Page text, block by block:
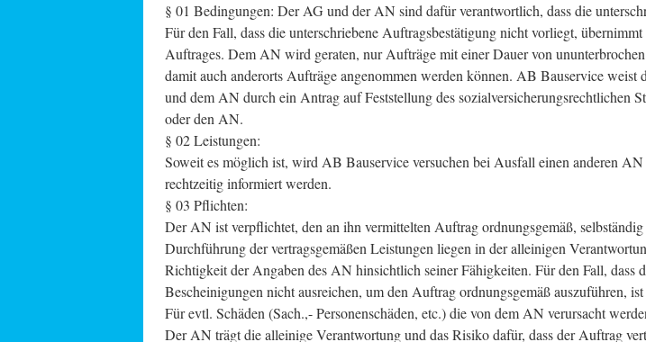
§ 01 Bedingungen: Der AG und der AN sind dafür verantwortlich, dass die
Für den Fall, dass die unterschriebene Auftragsbestätigung nicht vorliegt,
Auftrages. Dem AN wird geraten, nur Aufträge mit einer Dauer von
damit auch anderorts Aufträge angenommen werden können. AB Bauservice
und dem AN durch ein Antrag auf Feststellung des sozialversicherungsrechtlichen
oder den AN.
§ 02 Leistungen:
Soweit es möglich ist, wird AB Bauservice versuchen bei Ausfall einen anderen
rechtzeitig informiert werden.
§ 03 Pflichten:
Der AN ist verpflichtet, den an ihn vermittelten Auftrag ordnungsgemäß,
Durchführung der vertragsgemäßen Leistungen liegen in der alleinigen
Richtigkeit der Angaben des AN hinsichtlich seiner Fähigkeiten. Für den Fall, dass
Bescheinigungen nicht ausreichen, um den Auftrag ordnungsgemäß auszuführen,
Für evtl. Schäden (Sach.,- Personenschäden, etc.) die von dem AN verursacht
Der AN trägt die alleinige Verantwortung und das Risiko dafür, dass der Auftrag